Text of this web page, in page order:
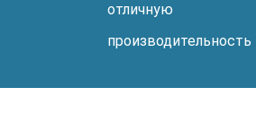
отличную
производительность